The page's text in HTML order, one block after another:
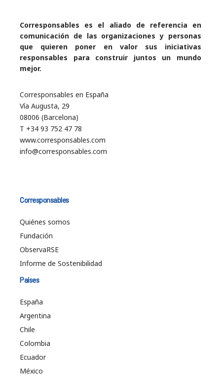
Corresponsables es el aliado de referencia en
comunicación de las organizaciones y personas
que quieren poner en valor sus iniciativas
responsables para construir juntos un mundo
mejor.
Corresponsables en España
Vía Augusta, 29
08006 (Barcelona)
T +34 93 752 47 78
www.corresponsables.com
info@corresponsables.com
Corresponsables
Quiénes somos
Fundación
ObservaRSE
Informe de Sostenibilidad
Países
España
Argentina
Chile
Colombia
Ecuador
México